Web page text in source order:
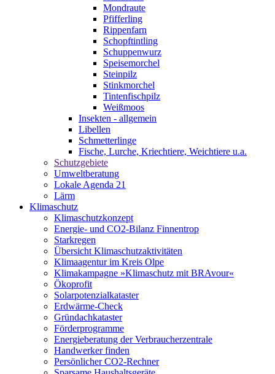
Mondraute
Pfifferling
Rippenfarn
Schopftintling
Schuppenwurz
Speisemorchel
Steinpilz
Stinkmorchel
Tintenfischpilz
Weißmoos
Insekten - allgemein
Libellen
Schmetterlinge
Fische, Lurche, Kriechtiere, Weichtiere u.a.
Schutzgebiete
Umweltberatung
Lokale Agenda 21
Lärm
Klimaschutz
Klimaschutzkonzept
Energie- und CO2-Bilanz Finnentrop
Starkregen
Übersicht Klimaschutzaktivitäten
Klimaagentur im Kreis Olpe
Klimakampagne »Klimaschutz mit BRAvour«
Ökoprofit
Solarpotenzialkataster
Erdwärme-Check
Gründachkataster
Förderprogramme
Energieberatung der Verbraucherzentrale
Handwerker finden
Persönlicher CO2-Rechner